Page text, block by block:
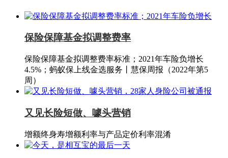
保险保障基金拟调整费率
保险保障基金拟调整费率标准；2021年车险负增长
4.5%；蚂蚁保上线金选服务丨慧保周报（2022年第5
周）
又见长险短做、噱头营销
增额终身寿增额利率与产品定价利率混淆